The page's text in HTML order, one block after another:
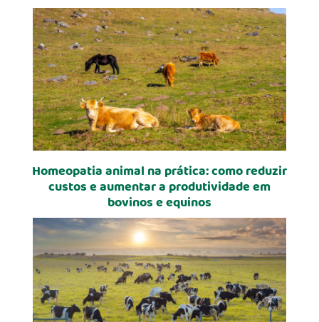
Homeopatia animal na prática: como reduzir
custos e aumentar a produtividade em
bovinos e equinos